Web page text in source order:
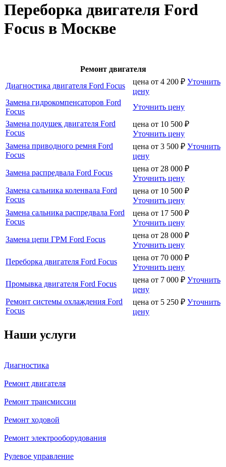
Переборка двигателя Ford
Focus в Москве
Ремонт двигателя
Диагностика двигателя Ford Focus
цена от 4 200 ₽ Уточнить
цену
Замена гидрокомпенсаторов Ford
Focus
Уточнить цену
Замена подушек двигателя Ford
Focus
цена от 10 500 ₽
Уточнить цену
Замена приводного ремня Ford
Focus
цена от 3 500 ₽ Уточнить
цену
Замена распредвала Ford Focus
цена от 28 000 ₽
Уточнить цену
Замена сальника коленвала Ford
Focus
цена от 10 500 ₽
Уточнить цену
Замена сальника распредвала Ford
Focus
цена от 17 500 ₽
Уточнить цену
Замена цепи ГРМ Ford Focus
цена от 28 000 ₽
Уточнить цену
Переборка двигателя Ford Focus
цена от 70 000 ₽
Уточнить цену
Промывка двигателя Ford Focus
цена от 7 000 ₽ Уточнить
цену
Ремонт системы охлаждения Ford
Focus
цена от 5 250 ₽ Уточнить
цену
Наши услуги
Диагностика
Ремонт двигателя
Ремонт трансмиссии
Ремонт ходовой
Ремонт электрооборудования
Рулевое управление